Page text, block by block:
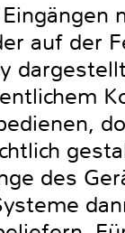
auf der
des